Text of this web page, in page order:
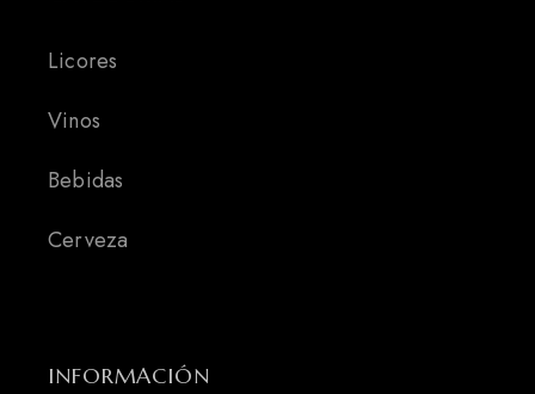
Licores
Vinos
Bebidas
Cerveza
INFORMACIÓN